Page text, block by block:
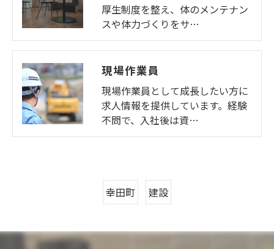
厚生制度を整え、体のメンテナン
スや体力づくりをサ…
現場作業員
現場作業員として成長したい方に
求人情報を提供しています。経験
不問で、入社後は資…
幸田町 建設